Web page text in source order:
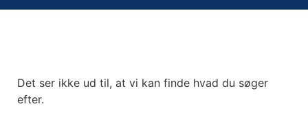
Det ser ikke ud til, at vi kan finde hvad du søger
efter.